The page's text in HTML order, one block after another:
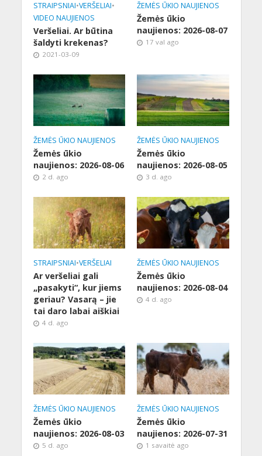
STRAIPSNIAI•VERŠELIAI•
VIDEO NAUJIENOS
Veršeliai. Ar būtina
šaldyti krekenas?
2021-03-09
ŽEMĖS ŪKIO NAUJIENOS
Žemės ūkio
naujienos: 2026-08-07
17 val ago
ŽEMĖS ŪKIO NAUJIENOS
Žemės ūkio
naujienos: 2026-08-06
2 d. ago
ŽEMĖS ŪKIO NAUJIENOS
Žemės ūkio
naujienos: 2026-08-05
3 d. ago
STRAIPSNIAI•VERŠELIAI
Ar veršeliai gali
„pasakyti“, kur jiems
geriau? Vasarą – jie
tai daro labai aiškiai
4 d. ago
ŽEMĖS ŪKIO NAUJIENOS
Žemės ūkio
naujienos: 2026-08-04
4 d. ago
ŽEMĖS ŪKIO NAUJIENOS
Žemės ūkio
naujienos: 2026-08-03
5 d. ago
ŽEMĖS ŪKIO NAUJIENOS
Žemės ūkio
naujienos: 2026-07-31
1 savaitė ago